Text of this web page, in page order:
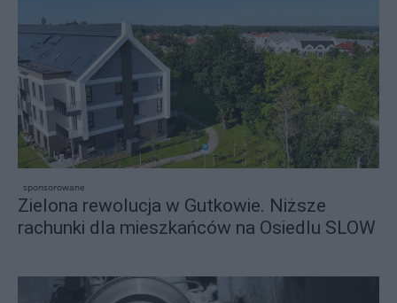
sponsorowane
Zielona rewolucja w Gutkowie. Niższe
rachunki dla mieszkańców na Osiedlu SLOW